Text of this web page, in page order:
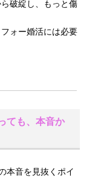
破綻し、もっと傷
ォー婚活には必要
ても、本音か
本音を見抜くポイ